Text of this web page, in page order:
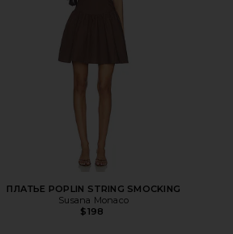
ПЛАТЬЕ POPLIN STRING SMOCKING
Susana Monaco
$198